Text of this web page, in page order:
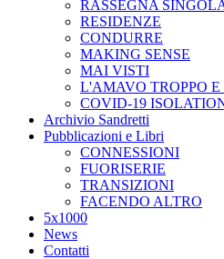
RASSEGNA
RESIDENZE
CONDURRE
MAKING SENSE
MAI VISTI
L'AMAVO TROPPO E
COVID-19
Archivio Sandretti
Pubblicazioni e Libri
CONNESSIONI
FUORISERIE
TRANSIZIONI
FACENDO ALTRO
5x1000
News
Contatti